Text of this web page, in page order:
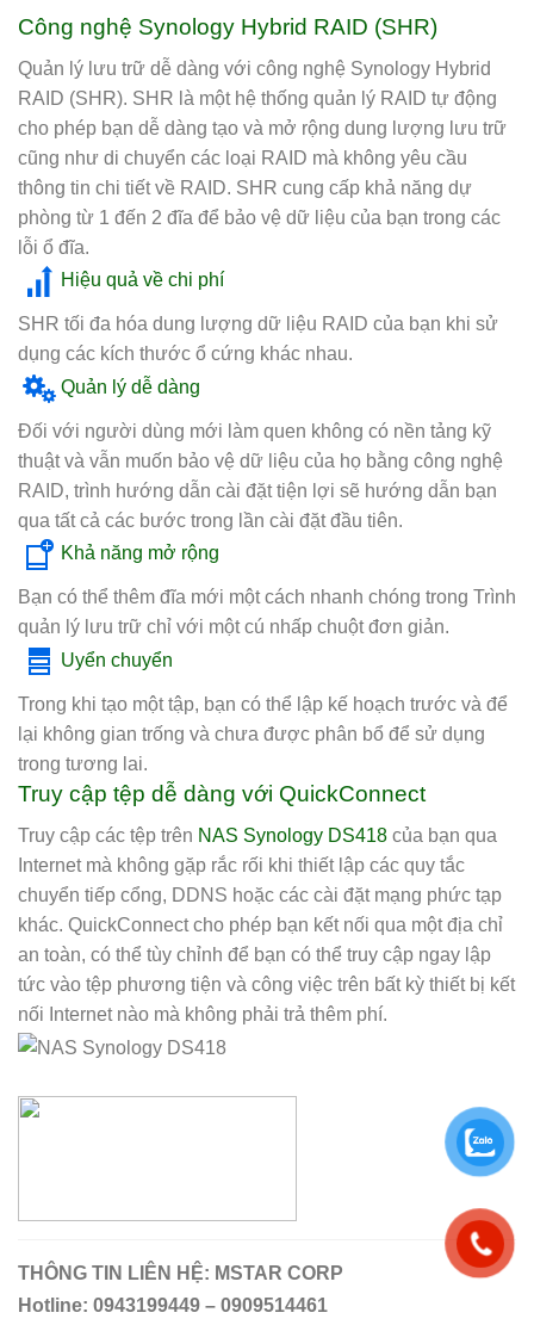
Công nghệ Synology Hybrid RAID (SHR)
Quản lý lưu trữ dễ dàng với công nghệ Synology Hybrid
RAID (SHR). SHR là một hệ thống quản lý RAID tự động
cho phép bạn dễ dàng tạo và mở rộng dung lượng lưu trữ
cũng như di chuyển các loại RAID mà không yêu cầu
thông tin chi tiết về RAID. SHR cung cấp khả năng dự
phòng từ 1 đến 2 đĩa để bảo vệ dữ liệu của bạn trong các
lỗi ổ đĩa.
Hiệu quả về chi phí
SHR tối đa hóa dung lượng dữ liệu RAID của bạn khi sử
dụng các kích thước ổ cứng khác nhau.
Quản lý dễ dàng
Đối với người dùng mới làm quen không có nền tảng kỹ
thuật và vẫn muốn bảo vệ dữ liệu của họ bằng công nghệ
RAID, trình hướng dẫn cài đặt tiện lợi sẽ hướng dẫn bạn
qua tất cả các bước trong lần cài đặt đầu tiên.
Khả năng mở rộng
Bạn có thể thêm đĩa mới một cách nhanh chóng trong Trình
quản lý lưu trữ chỉ với một cú nhấp chuột đơn giản.
Uyển chuyển
Trong khi tạo một tập, bạn có thể lập kế hoạch trước và để
lại không gian trống và chưa được phân bổ để sử dụng
trong tương lai.
Truy cập tệp dễ dàng với QuickConnect
Truy cập các tệp trên NAS Synology DS418 của bạn qua
Internet mà không gặp rắc rối khi thiết lập các quy tắc
chuyển tiếp cổng, DDNS hoặc các cài đặt mạng phức tạp
khác. QuickConnect cho phép bạn kết nối qua một địa chỉ
an toàn, có thể tùy chỉnh để bạn có thể truy cập ngay lập
tức vào tệp phương tiện và công việc trên bất kỳ thiết bị kết
nối Internet nào mà không phải trả thêm phí.
THÔNG TIN LIÊN HỆ: MSTAR CORP
Hotline: 0943199449 – 0909514461